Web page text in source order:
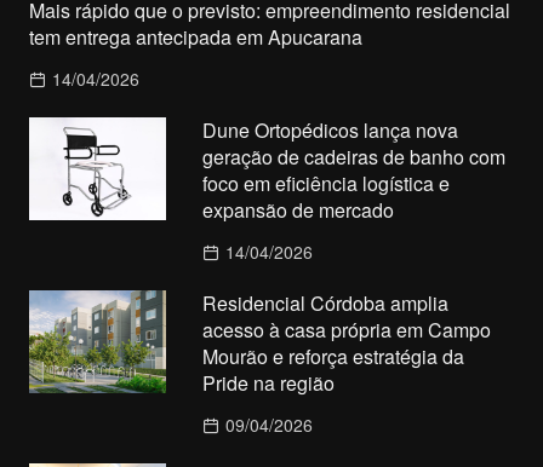
Mais rápido que o previsto: empreendimento residencial
tem entrega antecipada em Apucarana
14/04/2026
Dune Ortopédicos lança nova
geração de cadeiras de banho com
foco em eficiência logística e
expansão de mercado
14/04/2026
Residencial Córdoba amplia
acesso à casa própria em Campo
Mourão e reforça estratégia da
Pride na região
09/04/2026